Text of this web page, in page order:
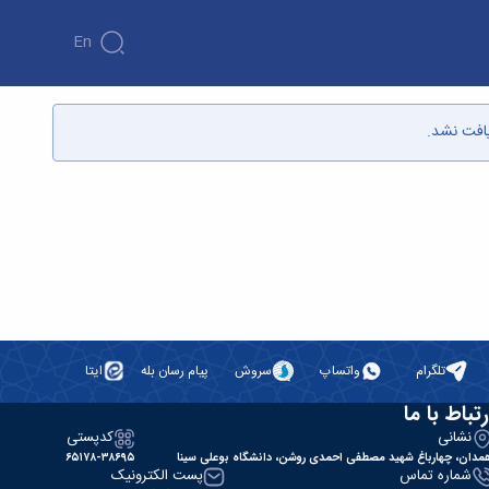
En
نشد.
تلگرام واتساپ سروش پیام رسان بله ایتا
با ما
نشانی
چهارباغ شهید مصطفی احمدی روشن، دانشگاه بوعلی سینا
کدپستی
۶۵۱۷۸-۳۸۶۹۵
شماره تماس پست الکترونیک